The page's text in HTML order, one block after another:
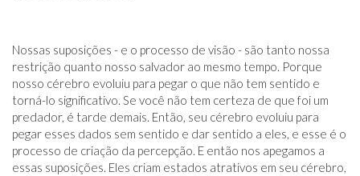
Nossas suposições - e o processo de visão - são tanto nossa
restrição quanto nosso salvador ao mesmo tempo. Porque
nosso cérebro evoluiu para pegar o que não tem sentido e
torná-lo significativo. Se você não tem certeza de que foi um
predador, é tarde demais. Então, seu cérebro evoluiu para
pegar esses dados sem sentido e dar sentido a eles, e esse é o
processo de criação da percepção. E então nos apegamos a
essas suposições. Eles criam estados atrativos em seu cérebro,